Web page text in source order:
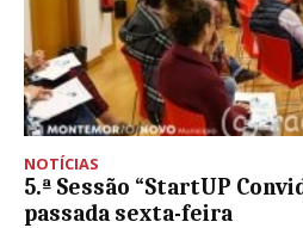
NOTÍCIAS
5.ª Sessão “StartUP
passada sexta-feira